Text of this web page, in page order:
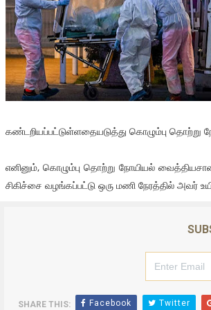
01/11/2021 Scotland ல்
பாலச்சந்திரன் மற்றும்
பிரிட்டனால் கடத்தப்படும்
வர்ராரு...வர்ராரு...
கைது செய்யப்பட்ட இளைஞன்
தடுப்பூசியை பெற்றுக்
பிரபல நடிகை தூக்கிட்டு
வடிவேலுவுக்கு நீதிமன்றம்
தியாகதீபம் லெப்.கேணல்
கண்டறியப்பட்டுள்ளதையடுத்து கொழும்பு தொற்று
எனினும், கொழும்பு தொற்று நோயியல்
சிகிச்சை வழங்கப்பட்டு ஒரு மணி நேரத்தில் அவர்
SHARE THIS: Facebook Twitter